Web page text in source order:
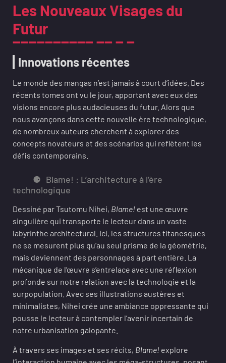
Les Nouveaux Visages du
Futur
Innovations récentes
Le monde des mangas n’est jamais à court d’idées. Des
récents tomes ont vu le jour, apportant avec eux des
visions encore plus audacieuses du futur. Alors que
nous avançons dans cette nouvelle ère technologique,
de nombreux auteurs cherchent à explorer des
concepts novateurs et des scénarios qui reflètent les
défis contemporains.
Blame! : L’architecture à l’ère
technologique
Dessiné par Tsutomu Nihei, Blame! est une œuvre
singulière qui transporte le lecteur dans un vaste
labyrinthe architectural. Ici, les structures titanesques
ne se mesurent plus qu’au seul prisme de la géométrie,
mais deviennent des personnages à part entière. La
mécanique de l’œuvre s’entrelace avec une réflexion
profonde sur notre relation avec la technologie et la
surpopulation. Avec ses illustrations austères et
minimalistes, Nihei crée une ambiance oppressante qui
pousse le lecteur à contempler l’avenir incertain de
notre urbanisation galopante.
À travers ses images et ses récits, Blame! explore